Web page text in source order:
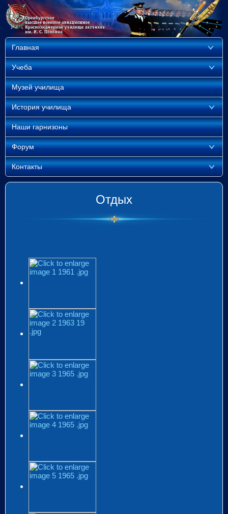
Главная
Учеба
Музей училища
История училища
Наши гарнизоны
Форум
Контакты
Отдых